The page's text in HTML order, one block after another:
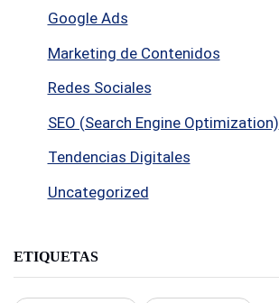
Google Ads
Marketing de Contenidos
Redes Sociales
SEO (Search Engine Optimization)
Tendencias Digitales
Uncategorized
ETIQUETAS